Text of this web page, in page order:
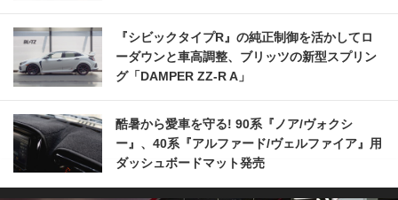
『シビックタイプR』の純正制御を活かしてロ
ーダウンと車高調整、ブリッツの新型スプリン
グ「DAMPER ZZ-R A」
酷暑から愛車を守る! 90系『ノア/ヴォクシ
ー』、40系『アルファード/ヴェルファイア』用
ダッシュボードマット発売